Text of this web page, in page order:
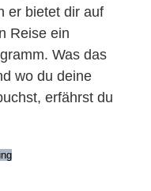
er bietet dir auf
Reise ein
Was das
wo du deine
erfährst du